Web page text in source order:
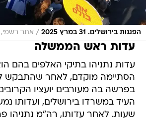
הפגנות בירושלים. 31 במרץ 2025 / אתר רשמי,
עדות ראש הממשלה
עדות נתניהו בתיקי האלפים בהם
הסתיימה מוקדם, לאחר שהתבקש
בפרשה בה מעורבים יועציו הקרובים
העיד במשרדו בירושלים, ועדותו
שעות. לאחר עדותו, רה"מ נתניהו